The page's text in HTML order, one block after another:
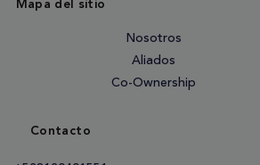
Mapa del sitio
Nosotros
Aliados
Co-Ownership
Contacto